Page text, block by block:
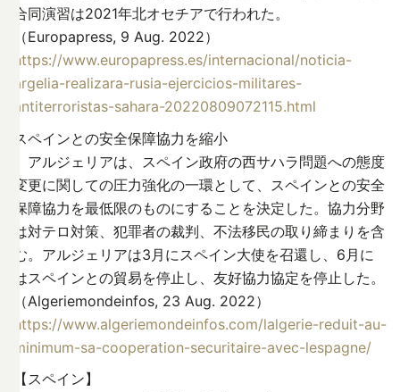
合同演習は2021年北オセチアで行われた。
（Europapress, 9 Aug. 2022）
https://www.europapress.es/internacional/noticia-
argelia-realizara-rusia-ejercicios-militares-
antiterroristas-sahara-20220809072115.html
スペインとの安全保障協力を縮小
アルジェリアは、スペイン政府の西サハラ問題への態度
変更に関しての圧力強化の一環として、スペインとの安全
保障協力を最低限のものにすることを決定した。協力分野
は対テロ対策、犯罪者の裁判、不法移民の取り締まりを含
む。アルジェリアは3月にスペイン大使を召還し、6月に
はスペインとの貿易を停止し、友好協力協定を停止した。
（Algeriemondeinfos, 23 Aug. 2022）
https://www.algeriemondeinfos.com/lalgerie-reduit-au-
minimum-sa-cooperation-securitaire-avec-lespagne/
【スペイン】